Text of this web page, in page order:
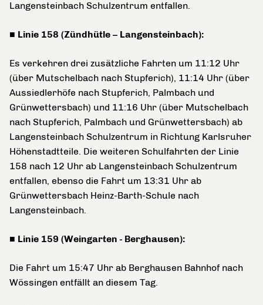
Langensteinbach Schulzentrum entfallen.
■ Linie 158 (Zündhütle – Langensteinbach):
Es verkehren drei zusätzliche Fahrten um 11:12 Uhr
(über Mutschelbach nach Stupferich), 11:14 Uhr (über
Aussiedlerhöfe nach Stupferich, Palmbach und
Grünwettersbach) und 11:16 Uhr (über Mutschelbach
nach Stupferich, Palmbach und Grünwettersbach) ab
Langensteinbach Schulzentrum in Richtung Karlsruher
Höhenstadtteile. Die weiteren Schulfahrten der Linie
158 nach 12 Uhr ab Langensteinbach Schulzentrum
entfallen, ebenso die Fahrt um 13:31 Uhr ab
Grünwettersbach Heinz-Barth-Schule nach
Langensteinbach.
■ Linie 159 (Weingarten - Berghausen):
Die Fahrt um 15:47 Uhr ab Berghausen Bahnhof nach
Wössingen entfällt an diesem Tag.